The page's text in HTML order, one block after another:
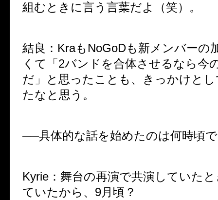
組むときに言う言葉だよ（笑）。
結良：KraもNoGoDも新メンバーの
くて「2バンドを合体させるなら今
だ」と思ったことも、きっかけと
たなと思う。
──具体的な話を始めたのは何時頃
Kyrie：舞台の再演で共演していた
ていたから、9月頃？